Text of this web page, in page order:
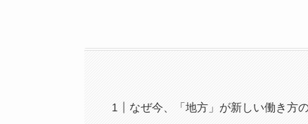
なぜ今、「地方」が新しい働き方